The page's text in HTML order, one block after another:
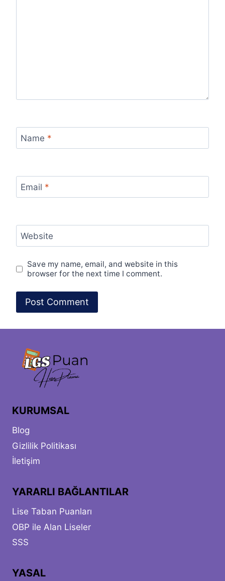
Name *
Email *
Website
Save my name, email, and website in this
browser for the next time I comment.
KURUMSAL
Blog
Gizlilik Politikası
İletişim
YARARLI BAĞLANTILAR
Lise Taban Puanları
OBP ile Alan Liseler
SSS
YASAL